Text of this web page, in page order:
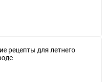
рецепты для летнего